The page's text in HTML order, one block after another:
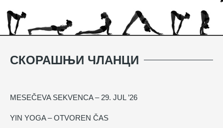
СКОРАШЊИ ЧЛАНЦИ
MESEČEVA SEKVENCA – 29. JUL ’26
YIN YOGA – OTVOREN ČAS